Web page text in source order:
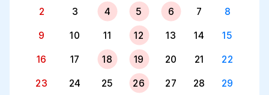
2 3 4 5 6 7 8
9 10 11 12 13 14 15
16 17 18 19 20 21 22
23 24 25 26 27 28 29